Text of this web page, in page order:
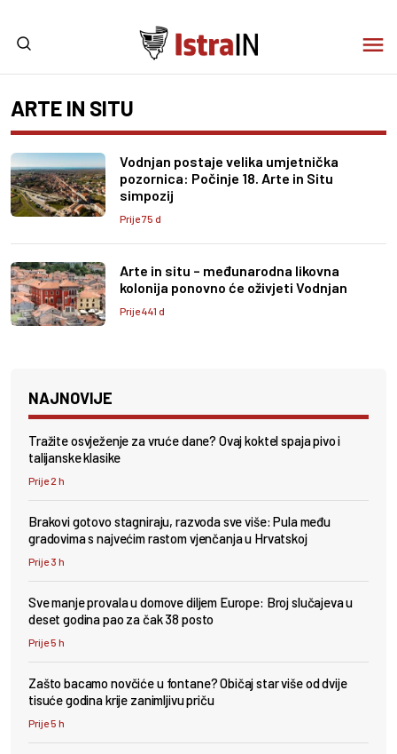
ARTE IN SITU
Vodnjan postaje velika umjetnička
pozornica: Počinje 18. Arte in Situ
simpozij
Prije 75 d
Arte in situ – međunarodna likovna
kolonija ponovno će oživjeti Vodnjan
Prije 441 d
NAJNOVIJE
Tražite osvježenje za vruće dane? Ovaj koktel spaja pivo i
talijanske klasike
Prije 2 h
Brakovi gotovo stagniraju, razvoda sve više: Pula među
gradovima s najvećim rastom vjenčanja u Hrvatskoj
Prije 3 h
Sve manje provala u domove diljem Europe: Broj slučajeva u
deset godina pao za čak 38 posto
Prije 5 h
Zašto bacamo novčiće u fontane? Običaj star više od dvije
tisuće godina krije zanimljivu priču
Prije 5 h